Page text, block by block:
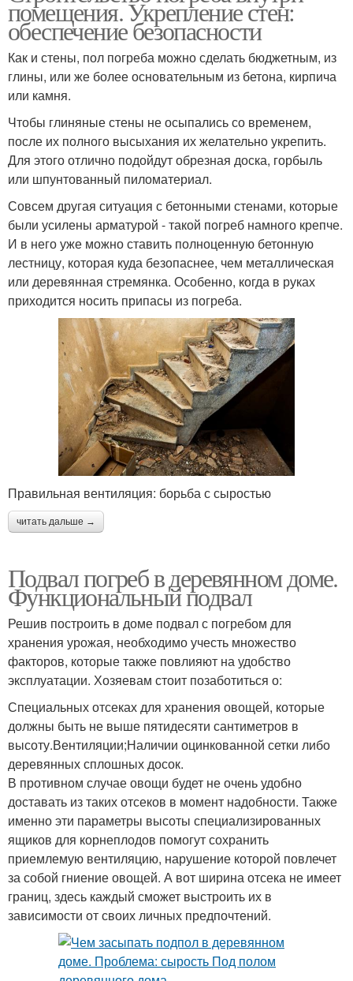
помещения. Укрепление стен:
обеспечение безопасности
Как и стены, пол погреба можно сделать бюджетным, из
глины, или же более основательным из бетона, кирпича
или камня.
Чтобы глиняные стены не осыпались со временем,
после их полного высыхания их желательно укрепить.
Для этого отлично подойдут обрезная доска, горбыль
или шпунтованный пиломатериал.
Совсем другая ситуация с бетонными стенами, которые
были усилены арматурой - такой погреб намного крепче.
И в него уже можно ставить полноценную бетонную
лестницу, которая куда безопаснее, чем металлическая
или деревянная стремянка. Особенно, когда в руках
приходится носить припасы из погреба.
Правильная вентиляция: борьба с сыростью
читать дальше →
Подвал погреб в деревянном доме.
Функциональный подвал
Решив построить в доме подвал с погребом для
хранения урожая, необходимо учесть множество
факторов, которые также повлияют на удобство
эксплуатации. Хозяевам стоит позаботиться о:
Специальных отсеках для хранения овощей, которые
должны быть не выше пятидесяти сантиметров в
высоту.Вентиляции;Наличии оцинкованной сетки либо
деревянных сплошных досок.
В противном случае овощи будет не очень удобно
доставать из таких отсеков в момент надобности. Также
именно эти параметры высоты специализированных
ящиков для корнеплодов помогут сохранить
приемлемую вентиляцию, нарушение которой повлечет
за собой гниение овощей. А вот ширина отсека не имеет
границ, здесь каждый сможет выстроить их в
зависимости от своих личных предпочтений.